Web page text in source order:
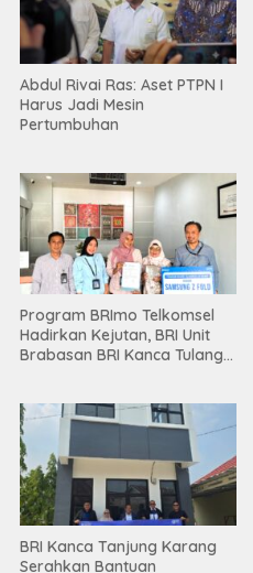
Abdul Rivai Ras: Aset PTPN I
Harus Jadi Mesin
Pertumbuhan
Program BRImo Telkomsel
Hadirkan Kejutan, BRI Unit
Brabasan BRI Kanca Tulang
Mesuji
BRI Kanca Tanjung Karang
Serahkan Bantuan